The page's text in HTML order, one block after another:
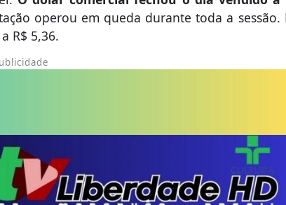
operou em queda durante toda a sessão.
R$ 5,36.